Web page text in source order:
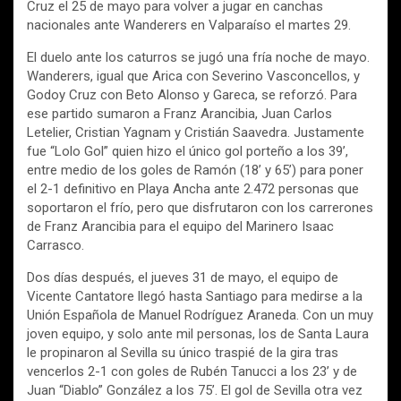
Cruz el 25 de mayo para volver a jugar en canchas
nacionales ante Wanderers en Valparaíso el martes 29.
El duelo ante los caturros se jugó una fría noche de mayo.
Wanderers, igual que Arica con Severino Vasconcellos, y
Godoy Cruz con Beto Alonso y Gareca, se reforzó. Para
ese partido sumaron a Franz Arancibia, Juan Carlos
Letelier, Cristian Yagnam y Cristián Saavedra. Justamente
fue “Lolo Gol” quien hizo el único gol porteño a los 39’,
entre medio de los goles de Ramón (18’ y 65’) para poner
el 2-1 definitivo en Playa Ancha ante 2.472 personas que
soportaron el frío, pero que disfrutaron con los carrerones
de Franz Arancibia para el equipo del Marinero Isaac
Carrasco.
Dos días después, el jueves 31 de mayo, el equipo de
Vicente Cantatore llegó hasta Santiago para medirse a la
Unión Española de Manuel Rodríguez Araneda. Con un muy
joven equipo, y solo ante mil personas, los de Santa Laura
le propinaron al Sevilla su único traspié de la gira tras
vencerlos 2-1 con goles de Rubén Tanucci a los 23’ y de
Juan “Diablo” González a los 75’. El gol de Sevilla otra vez